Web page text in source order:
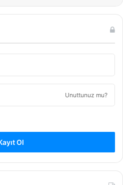
Unuttunuz mu?
Ol